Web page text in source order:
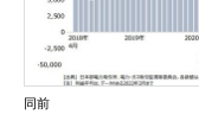
同前